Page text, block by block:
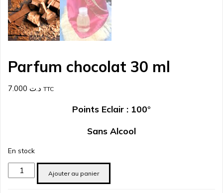
Parfum chocolat 30 ml
د.ت TTC
Points Eclair : 100°
Sans Alcool
En stock
quantité
de
Ajouter au panier